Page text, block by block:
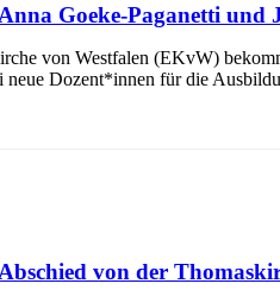
Goeke-Paganetti
von Westfalen (EKvW)
Dozent*innen für die
von der